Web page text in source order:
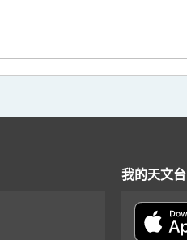
我的天文台